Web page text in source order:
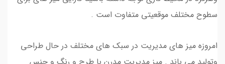
سطوح مختلف موقعیتی متفاوت است .
امروزه میز های مدیریت در سبک های مختلف در حال طراحی